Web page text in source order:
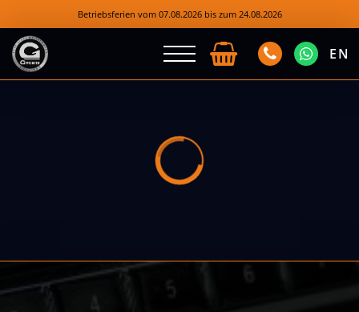
Betriebsferien vom 07.08.2026 bis zum 24.08.2026
EN